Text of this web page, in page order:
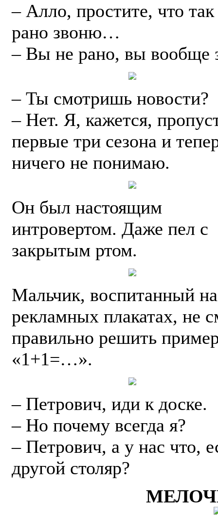
– Алло, простите, что так
рано звоню…
– Вы не рано, вы вообще
– Ты смотришь новости?
– Нет. Я, кажется,
первые три сезона и
ничего не понимаю.
Он был настоящим
интровертом. Даже пел с
закрытым ртом.
Мальчик, воспитанный на
рекламных плакатах, не
правильно решить
«1+1=…».
– Петрович, иди к доске.
– Но почему всегда я?
– Петрович, а у нас что,
другой столяр?